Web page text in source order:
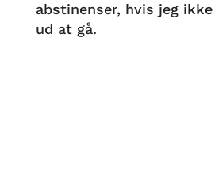
abstinenser, hvis jeg
ud at gå.